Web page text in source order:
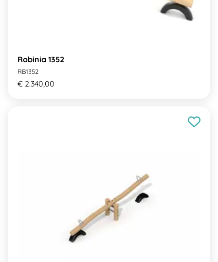
Robinia 1352
RB1352
€ 2.340,00